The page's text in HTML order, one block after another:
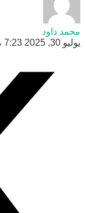
داود
مساءً